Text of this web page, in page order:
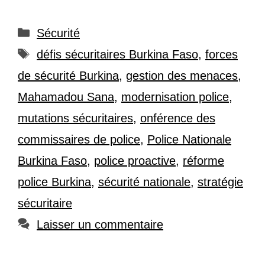
Catégories
Sécurité
Étiquettes
défis sécuritaires Burkina Faso, forces
de sécurité Burkina, gestion des menaces,
Mahamadou Sana, modernisation police,
mutations sécuritaires, onférence des
commissaires de police, Police Nationale
Burkina Faso, police proactive, réforme
police Burkina, sécurité nationale, stratégie
sécuritaire
Laisser un commentaire